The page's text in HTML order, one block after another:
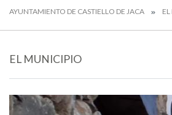
AYUNTAMIENTO DE CASTIELLO DE JACA
EL MUNICIPIO